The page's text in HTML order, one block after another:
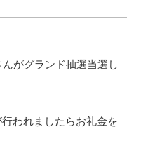
んがグランド抽選当選し
われましたらお礼金を